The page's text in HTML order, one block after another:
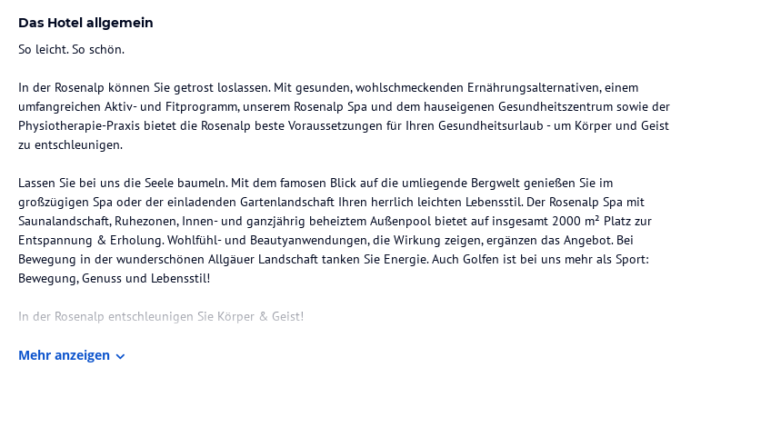
Das Hotel allgemein
So leicht. So schön.
In der Rosenalp können Sie getrost loslassen. Mit gesunden, wohlschmeckenden Ernährungsalternativen, einem
umfangreichen Aktiv- und Fitprogramm, unserem Rosenalp Spa und dem hauseigenen Gesundheitszentrum sowie der
Physiotherapie-Praxis bietet die Rosenalp beste Voraussetzungen für Ihren Gesundheitsurlaub - um Körper und Geist
zu entschleunigen.
Lassen Sie bei uns die Seele baumeln. Mit dem famosen Blick auf die umliegende Bergwelt genießen Sie im
großzügigen Spa oder der einladenden Gartenlandschaft Ihren herrlich leichten Lebensstil. Der Rosenalp Spa mit
Saunalandschaft, Ruhezonen, Innen- und ganzjährig beheiztem Außenpool bietet auf insgesamt 2000 m² Platz zur
Entspannung & Erholung. Wohlfühl- und Beautyanwendungen, die Wirkung zeigen, ergänzen das Angebot. Bei
Bewegung in der wunderschönen Allgäuer Landschaft tanken Sie Energie. Auch Golfen ist bei uns mehr als Sport:
Bewegung, Genuss und Lebensstil!
In der Rosenalp entschleunigen Sie Körper & Geist!
Wir bieten:
Mehr anzeigen